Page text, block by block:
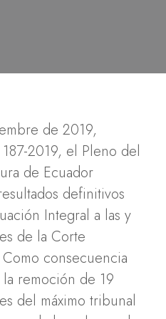
de 2019,
2019, el Pleno del
de Ecuador
definitivos
Integral a las y
de la Corte
consecuencia
remoción de 19
del máximo tribunal